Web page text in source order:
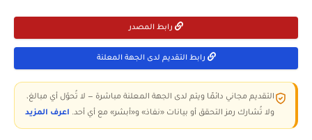
رابط المصدر
رابط التقديم لدى الجهة المعلنة
التقديم مجاني دائمًا ويتم لدى الجهة المعلنة مباشرة — لا تُحوّل أي مبالغ،
ولا تُشارك رمز التحقق أو بيانات «نفاذ» و«أبشر» مع أي أحد. اعرف المزيد